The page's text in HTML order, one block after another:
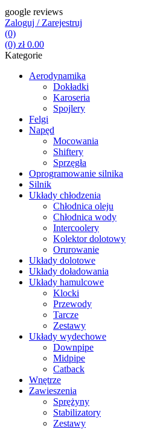
google reviews
Zaloguj / Zarejestruj
(0)
(0) zł0.00
Kategorie
Aerodynamika
Dokładki
Karoseria
Spojlery
Felgi
Napęd
Mocowania
Shiftery
Sprzęgła
Oprogramowanie silnika
Silnik
Układy chłodzenia
Chłodnica oleju
Chłodnica wody
Intercoolery
Kolektor dolotowy
Orurowanie
Układy dolotowe
Układy doładowania
Układy hamulcowe
Klocki
Przewody
Tarcze
Zestawy
Układy wydechowe
Downpipe
Midpipe
Catback
Wnętrze
Zawieszenia
Sprężyny
Stabilizatory
Zestawy